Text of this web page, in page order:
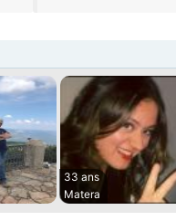
33 ans
Matera